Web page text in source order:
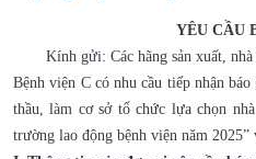
YÊU CẦU
Kính gửi: Các hãng sản xuất,
Bệnh viện C có nhu cầu tiếp nhận
thầu, làm cơ sở tổ chức lựa chọn
trường lao động bệnh viện năm 2025”